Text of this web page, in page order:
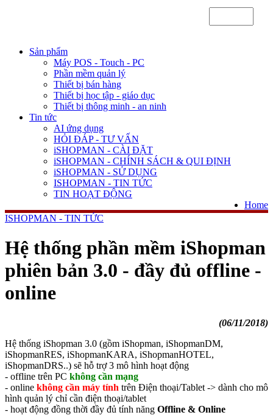
Sản phẩm
Máy POS - Touch - PC
Phần mềm quản lý
Thiết bị bán hàng
Thiết bị học tập - giáo dục
Thiết bị thông minh - an ninh
Tin tức
AI ứng dụng
HỎI ĐÁP - TƯ VẤN
iSHOPMAN - CÀI ĐẶT
iSHOPMAN - CHÍNH SÁCH & QUI ĐỊNH
iSHOPMAN - SỬ DỤNG
ISHOPMAN - TIN TỨC
TIN HOẠT ĐỘNG
Home
ISHOPMAN - TIN TỨC
Hệ thống phần mềm iShopman
phiên bản 3.0 - đầy đủ offline -
online
(06/11/2018)
Hệ thống iShopman 3.0 (gồm iShopman, iShopmanDM,
iShopmanRES, iShopmanKARA, iShopmanHOTEL,
iShopmanDRS..) sẽ hỗ trợ 3 mô hình hoạt động
- offline trên PC không cần mạng
- online không cần máy tính trên Điện thoại/Tablet -> dành cho mô
hình quản lý chỉ cần điện thoại/tablet
- hoạt động đồng thời đầy đủ tính năng Offline & Online